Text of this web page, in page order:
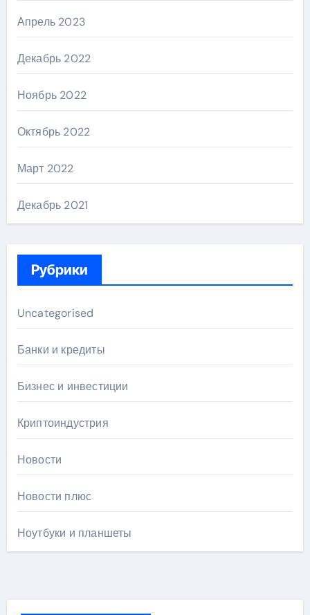
Апрель 2023
Декабрь 2022
Ноябрь 2022
Октябрь 2022
Март 2022
Декабрь 2021
Рубрики
Uncategorised
Банки и кредиты
Бизнес и инвестиции
Криптоиндустрия
Новости
Новости плюс
Ноутбуки и планшеты